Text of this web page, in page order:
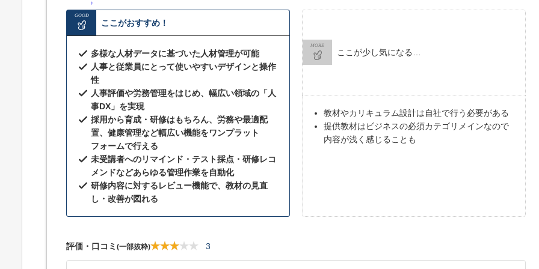
ト
GOOD
ここがおすすめ！
多様な人材データに基づいた人材管理が可能
人事と従業員にとって使いやすいデザインと操作
性
人事評価や労務管理をはじめ、幅広い領域の「人
事DX」を実現
採用から育成・研修はもちろん、労務や最適配
置、健康管理など幅広い機能をワンプラット
フォームで行える
未受講者へのリマインド・テスト採点・研修レコ
メンドなどあらゆる管理作業を自動化
研修内容に対するレビュー機能で、教材の見直
し・改善が図れる
MORE
ここが少し気になる…
教材やカリキュラム設計は自社で行う必要がある
提供教材はビジネスの必須カテゴリメインなので
内容が浅く感じることも
評価・口コミ (一部抜粋) 3